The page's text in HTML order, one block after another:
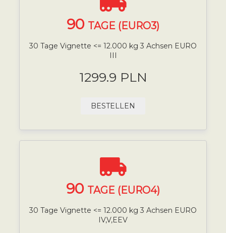
90 TAGE (EURO3)
30 Tage Vignette <= 12.000 kg 3 Achsen EURO
1299.9 PLN
BESTELLEN
90 TAGE (EURO4)
30 Tage Vignette <= 12.000 kg 3 Achsen EURO
IV,V,EEV